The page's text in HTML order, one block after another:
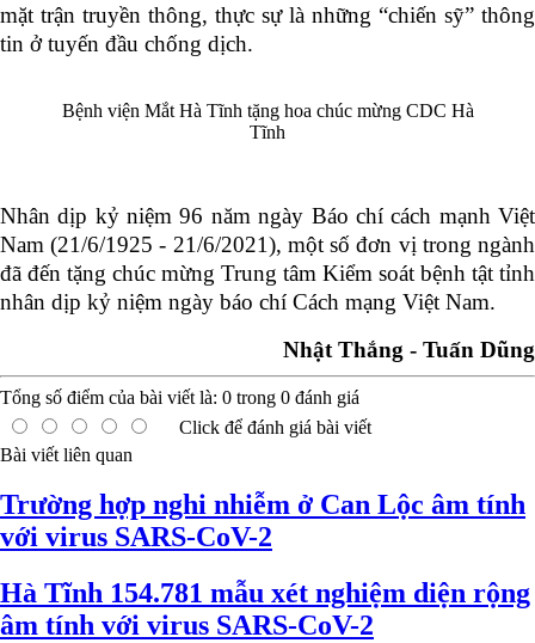
mặt trận truyền thông, thực sự là những “chiến sỹ” thông
tin ở tuyến đầu chống dịch.
Bệnh viện Mắt Hà Tĩnh tặng hoa chúc mừng CDC Hà
Tĩnh
Nhân dịp kỷ niệm 96 năm ngày Báo chí cách mạnh Việt
Nam (21/6/1925 - 21/6/2021), một số đơn vị trong ngành
đã đến tặng chúc mừng Trung tâm Kiểm soát bệnh tật tỉnh
nhân dịp kỷ niệm ngày báo chí Cách mạng Việt Nam.
Nhật Thắng - Tuấn Dũng
Tổng số điểm của bài viết là: 0 trong 0 đánh giá
Click để đánh giá bài viết
Bài viết liên quan
Trường hợp nghi nhiễm ở Can Lộc âm tính
với virus SARS-CoV-2
Hà Tĩnh 154.781 mẫu xét nghiệm diện rộng
âm tính với virus SARS-CoV-2